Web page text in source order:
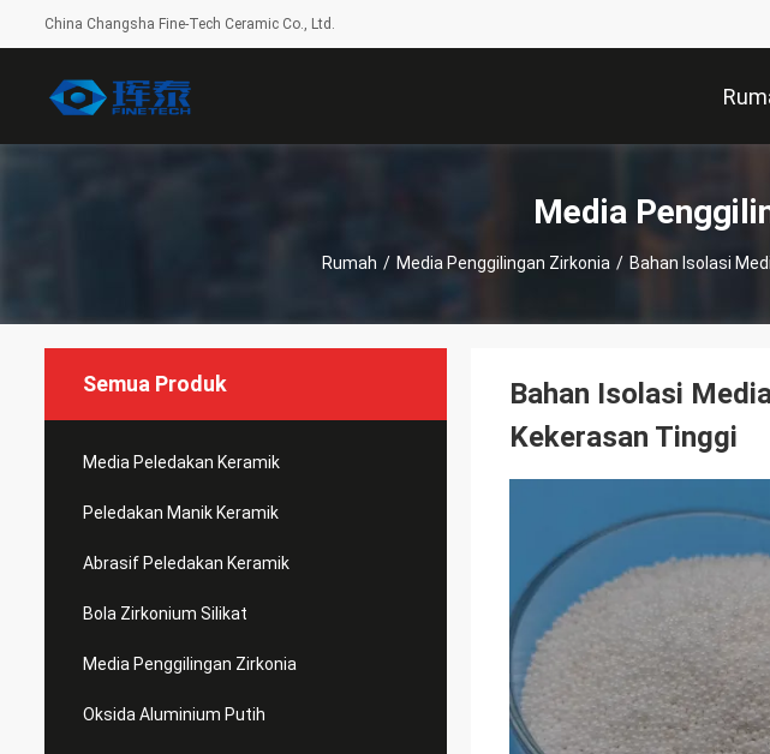
China Changsha Fine-Tech Ceramic Co., Ltd.
Media
Rumah / Media Penggilingan Zirkonia / Bahan Isolasi
Semua Produk
Media Peledakan Keramik
Peledakan Manik Keramik
Abrasif Peledakan Keramik
Bola Zirkonium Silikat
Media Penggilingan Zirkonia
Oksida Aluminium Putih
Bahan Isolasi
Kekerasan Tinggi